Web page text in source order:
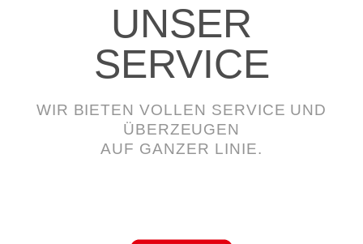
UNSER
SERVICE
WIR BIETEN VOLLEN SERVICE UND
ÜBERZEUGEN
AUF GANZER LINIE.